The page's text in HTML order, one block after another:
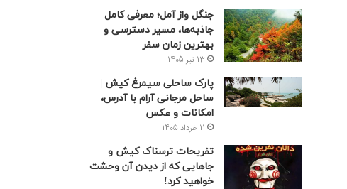
جنگل واز آمل؛ معرفی کامل
جاذبه‌ها، مسیر دسترسی و
بهترین زمان سفر
13 تیر 1405
پارک ساحلی سیمرغ کیش |
ساحل مرجانی آرام با آدرس،
امکانات و عکس
11 خرداد 1405
تفریحات ترسناک کیش و
جاهایی که از دیدن آن وحشت
خواهید کرد!